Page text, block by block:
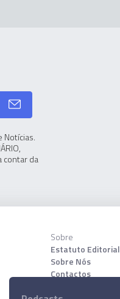
Notícias.
contar da
Sobre
Estatuto Editorial
Sobre Nós
Contactos